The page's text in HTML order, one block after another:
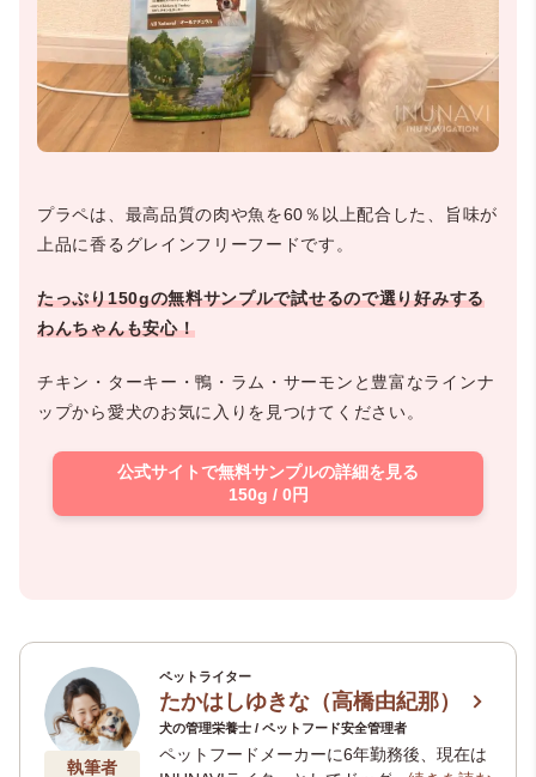
プラペは、最高品質の肉や魚を60％以上配合した、旨味が
上品に香るグレインフリーフードです。
たっぷり150gの無料サンプルで試せるので選り好みする
わんちゃんも安心！
チキン・ターキー・鴨・ラム・サーモンと豊富なラインナ
ップから愛犬のお気に入りを見つけてください。
公式サイトで無料サンプルの詳細を見る
150g / 0円
執筆者
ペットライター
たかはしゆきな（高橋由紀那）
犬の管理栄養士 / ペットフード安全管理者
ペットフードメーカーに6年勤務後、現在は